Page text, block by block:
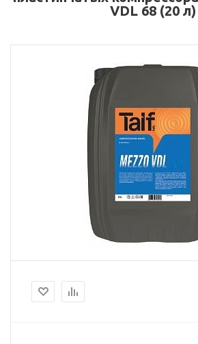
VDL 68 (20 л)